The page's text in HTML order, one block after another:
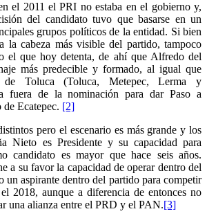
el 2011 el PRI no estaba en el gobierno y,
del candidato tuvo que basarse en un
grupos políticos de la entidad. Si bien
la cabeza más visible del partido, tampoco
el que hoy detenta, de ahí que Alfredo del
más predecible y formado, al igual que
Toluca (Toluca, Metepec, Lerma y
fuera de la nominación para dar Paso a
Ecatepec. [2]
pero el escenario es más grande y los
Nieto es Presidente y su capacidad para
candidato es mayor que hace seis años.
a su favor la capacidad de operar dentro del
un aspirante dentro del partido para competir
2018, aunque a diferencia de entonces no
una alianza entre el PRD y el PAN.[3]